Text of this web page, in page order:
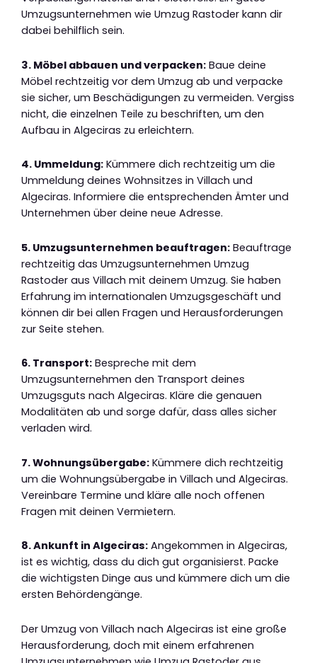
Umzugsunternehmen wie Umzug Rastoder kann dir
dabei behilflich sein.
3. Möbel abbauen und verpacken: Baue deine
Möbel rechtzeitig vor dem Umzug ab und verpacke
sie sicher, um Beschädigungen zu vermeiden. Vergiss
nicht, die einzelnen Teile zu beschriften, um den
Aufbau in Algeciras zu erleichtern.
4. Ummeldung: Kümmere dich rechtzeitig um die
Ummeldung deines Wohnsitzes in Villach und
Algeciras. Informiere die entsprechenden Ämter und
Unternehmen über deine neue Adresse.
5. Umzugsunternehmen beauftragen: Beauftrage
rechtzeitig das Umzugsunternehmen Umzug
Rastoder aus Villach mit deinem Umzug. Sie haben
Erfahrung im internationalen Umzugsgeschäft und
können dir bei allen Fragen und Herausforderungen
zur Seite stehen.
6. Transport: Bespreche mit dem
Umzugsunternehmen den Transport deines
Umzugsguts nach Algeciras. Kläre die genauen
Modalitäten ab und sorge dafür, dass alles sicher
verladen wird.
7. Wohnungsübergabe: Kümmere dich rechtzeitig
um die Wohnungsübergabe in Villach und Algeciras.
Vereinbare Termine und kläre alle noch offenen
Fragen mit deinen Vermietern.
8. Ankunft in Algeciras: Angekommen in Algeciras,
ist es wichtig, dass du dich gut organisierst. Packe
die wichtigsten Dinge aus und kümmere dich um die
ersten Behördengänge.
Der Umzug von Villach nach Algeciras ist eine große
Herausforderung, doch mit einem erfahrenen